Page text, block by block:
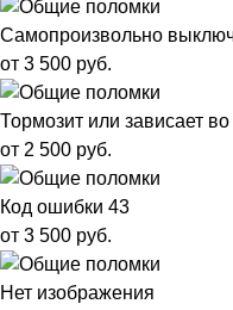
Самопроизвольно
от 3 500 руб.
Тормозит или зависает
от 2 500 руб.
Код ошибки 43
от 3 500 руб.
Нет изображения